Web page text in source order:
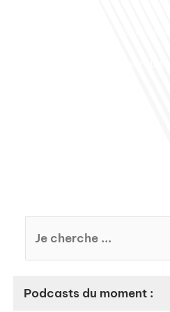
Podcasts du moment :